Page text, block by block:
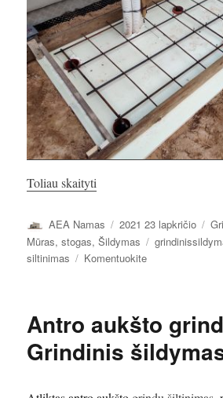
Toliau skaityti
Autorius
AEA Namas Paskelbta
2021 23 lapkričio
Mūras, stogas,Šildymas Žymos
siltinimas
Komentuokiteįrašą
Grindų
betonavimas.
ŠS
Antro aukšto
Grindinis